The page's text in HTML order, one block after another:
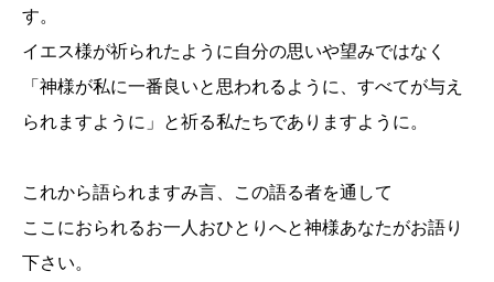
す。
イエス様が祈られたように自分の思いや望みではなく
「神様が私に一番良いと思われるように、すべてが与え
られますように」と祈る私たちでありますように。
これから語られますみ言、この語る者を通して
ここにおられるお一人 おひとりへと神様あなたがお語り
下さい。